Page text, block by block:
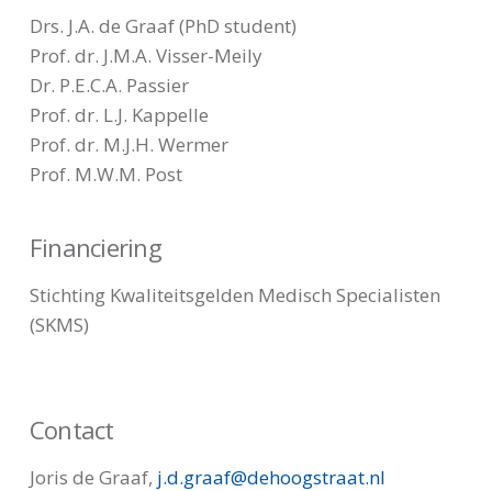
Drs. J.A. de Graaf (PhD student)
Prof. dr. J.M.A. Visser-Meily
Dr. P.E.C.A. Passier
Prof. dr. L.J. Kappelle
Prof. dr. M.J.H. Wermer
Prof. M.W.M. Post
Financiering
Stichting Kwaliteitsgelden Medisch Specialisten
(SKMS)
Contact
Joris de Graaf, j.d.graaf@dehoogstraat.nl